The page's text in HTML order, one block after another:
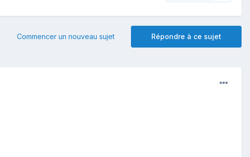
Répondre à ce sujet
Commencer un nouveau sujet